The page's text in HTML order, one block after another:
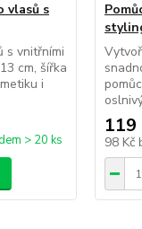
vlasů s
s vnitřními
cm, šířka
i
> 20 ks
119
98 Kč